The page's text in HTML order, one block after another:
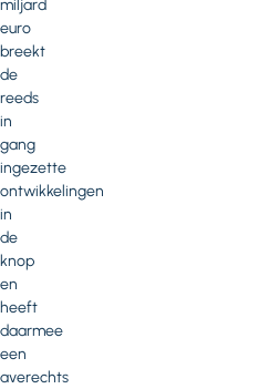
miljard
euro
breekt
de
reeds
in
gang
ingezette
ontwikkelingen
in
de
knop
en
heeft
daarmee
een
averechts